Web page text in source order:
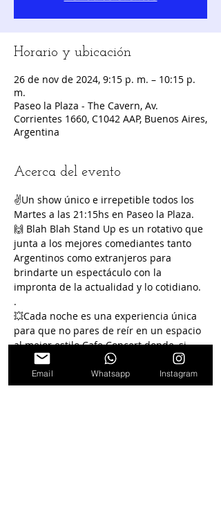
Horario y ubicación
26 de nov de 2024, 9:15 p. m. – 10:15 p.
m.
Paseo la Plaza - The Cavern, Av.
Corrientes 1660, C1042 AAP, Buenos Aires,
Argentina
Acerca del evento
✌️Un show único e irrepetible todos los
Martes a las 21:15hs en Paseo la Plaza.
🙌 Blah Blah Stand Up es un rotativo que
junta a los mejores comediantes tanto
Argentinos como extranjeros para
brindarte un espectáculo con la
impronta de la actualidad y lo cotidiano.
.
💥Cada noche es una experiencia única
para que no pares de reír en un espacio
al mejor estilo Cafe Concert donde, si
querés, podes tomar o comer algo
mientra disfrutas del show.
Email Whatsapp Instagram